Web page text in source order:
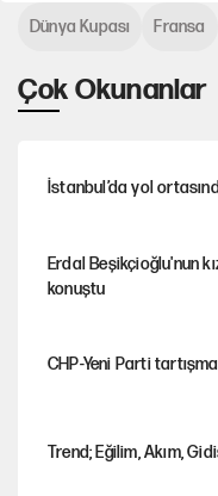
Çok Okunanlar
İstanbul’da yol
Erdal Beşikçioğlu'nun
konuştu
CHP-Yeni Parti
Trend; Eğilim, Akım,
Dünya Kupası Fransa